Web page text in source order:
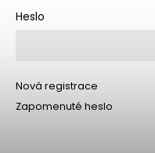
Heslo
Nová registrace
Zapomenuté heslo